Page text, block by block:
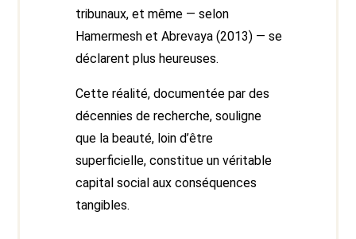
tribunaux, et même — selon
Hamermesh et Abrevaya (2013) — se
déclarent plus heureuses.
Cette réalité, documentée par des
décennies de recherche, souligne
que la beauté, loin d’être
superficielle, constitue un véritable
capital social aux conséquences
tangibles.